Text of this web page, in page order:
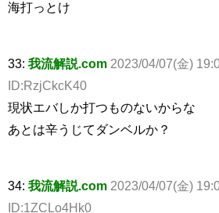
海打っとけ
33: 我流解説.com 2023/04/07(金)
ID:RzjCkcK40
現状エバしか打つものないからな
あとは辛うじてダンベルか？
34: 我流解説.com 2023/04/07(金)
ID:1ZCLo4Hk0